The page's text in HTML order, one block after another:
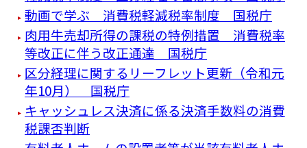
動画で学ぶ 消費税軽減税率制度 国税庁
肉用牛売却所得の課税の特例措置 消費税率
等改正に伴う改正通達 国税庁
区分経理に関するリーフレット更新（令和元
年10月） 国税庁
キャッシュレス決済に係る決済手数料の消費
税課否判断